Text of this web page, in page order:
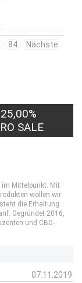
84
Nächste
25,00%
SALE
Mittelpunkt. Mit
wollen wir
die Erhaltung
Gegründet 2016,
und CBD-
07.11.2019